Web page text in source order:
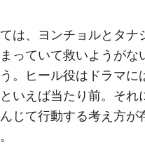
は、ヨンチョルとタナ
っていて救いようがな
。ヒール役はドラマに
いえば当たり前。それ
じて行動する考え方が